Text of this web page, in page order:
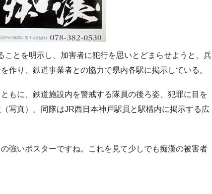
とを明示し、加害者に犯行を思いとどまらせようと、兵
作り、鉄道事業者との協力で県内各駅に掲示している。
もに、鉄道施設内を警戒する隊員の後ろ姿、犯罪に目を
写真）。同隊はJR西日本神戸駅員と駅構内に掲示する広
強いポスターですね。これを見て少しでも痴漢の被害者